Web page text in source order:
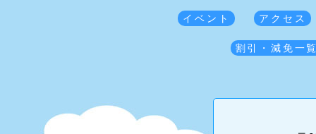
イベント アクセス
割引・減免一